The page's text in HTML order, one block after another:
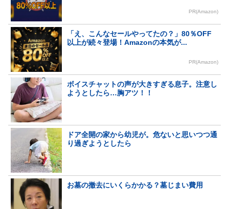
PR(Amazon)
「え、こんなセールやってたの？」80％OFF
以上が続々登場！Amazonの本気が...
PR(Amazon)
ボイスチャットの声が大きすぎる息子。注意し
ようとしたら…胸アツ！！
ドア全開の家から幼児が。危ないと思いつつ通
り過ぎようとしたら
お墓の撤去にいくらかかる？墓じまい費用